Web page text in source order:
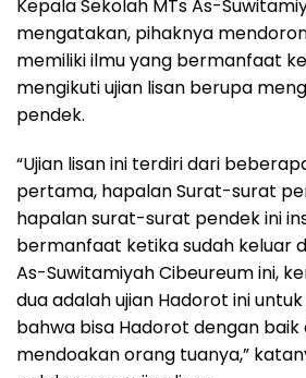
Kepala Sekolah MTs As-
mengatakan, pihaknya
memiliki ilmu yang bermanfaat
mengikuti ujian lisan berupa
pendek.
“Ujian lisan ini terdiri dari
pertama, hapalan Surat-surat
hapalan surat-surat pendek ini
bermanfaat ketika sudah keluar
As-Suwitamiyah Cibeureum ini,
dua adalah ujian Hadorot ini
bahwa bisa Hadorot dengan baik
mendoakan orang tuanya,”